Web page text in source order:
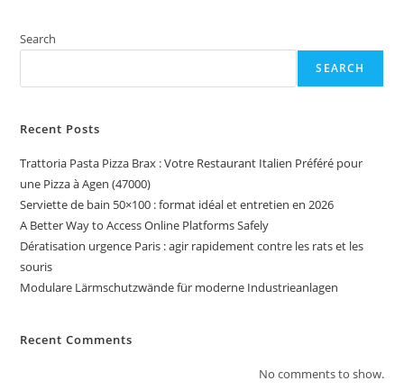
Search
SEARCH
Recent Posts
Trattoria Pasta Pizza Brax : Votre Restaurant Italien Préféré pour
une Pizza à Agen (47000)
Serviette de bain 50×100 : format idéal et entretien en 2026
A Better Way to Access Online Platforms Safely
Dératisation urgence Paris : agir rapidement contre les rats et les
souris
Modulare Lärmschutzwände für moderne Industrieanlagen
Recent Comments
No comments to show.